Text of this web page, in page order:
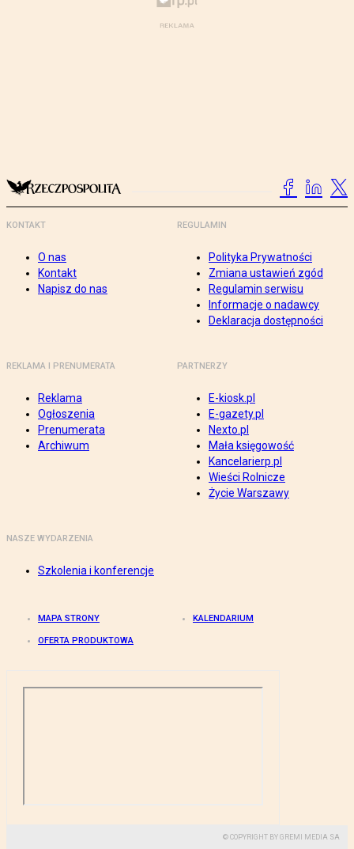
KONTAKT
O nas
Kontakt
Napisz do nas
REGULAMIN
Polityka Prywatności
Zmiana ustawień zgód
Regulamin serwisu
Informacje o nadawcy
Deklaracja dostępności
REKLAMA I PRENUMERATA
Reklama
Ogłoszenia
Prenumerata
Archiwum
PARTNERZY
E-kiosk.pl
E-gazety.pl
Nexto.pl
Mała księgowość
Kancelarierp.pl
Wieści Rolnicze
Życie Warszawy
NASZE WYDARZENIA
Szkolenia i konferencje
MAPA STRONY KALENDARIUM
OFERTA PRODUKTOWA
© COPYRIGHT BY GREMI MEDIA SA